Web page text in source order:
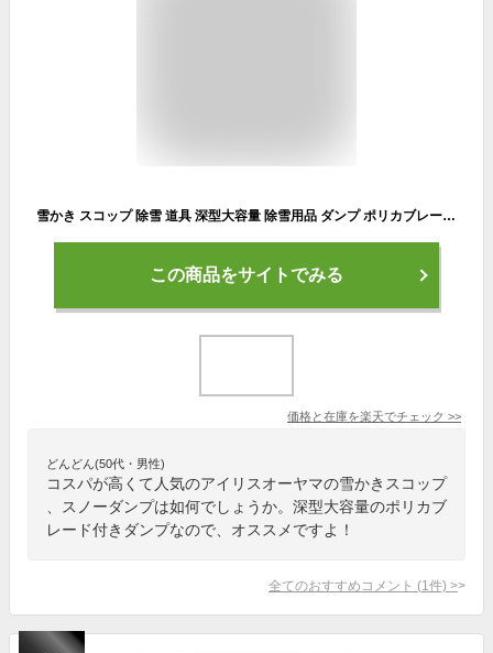
雪かき スコップ 除雪 道具 深型大容量 除雪用品 ダンプ ポリカブレード付き深型ダンプ シャベル ダンプ 家庭用 スノーダンプ 雪おろし レッド 除雪用品 大雪対策 アイリスオーヤマ
この商品をサイトでみる
価格と在庫を楽天でチェック >>
どんどん(50代・男性)
コスパが高くて人気のアイリスオーヤマの雪かきスコップ
、スノーダンプは如何でしょうか。深型大容量のポリカブ
レード付きダンプなので、オススメですよ！
全てのおすすめコメント (1 件) >